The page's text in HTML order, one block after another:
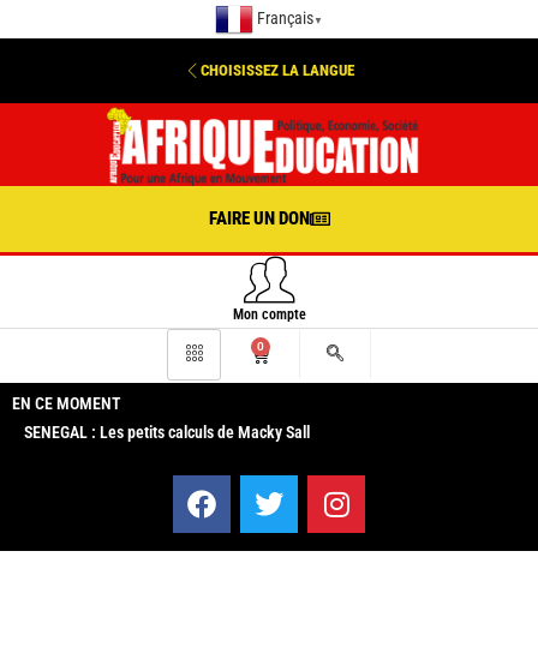
Français ▼
CHOISISSEZ LA LANGUE
FAIRE UN DON
Mon compte
0
EN CE MOMENT
SENEGAL : Les petits calculs de Macky Sall